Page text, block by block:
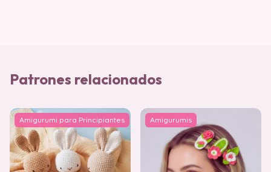
Patrones relacionados
Amigurumi para Principiantes Amigurumis